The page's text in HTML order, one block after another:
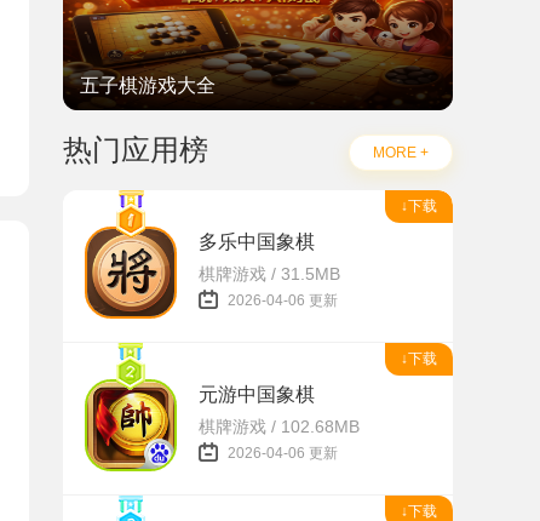
五子棋游戏大全
热门应用榜 MORE +
↓下载
多乐中国象棋
棋牌游戏 / 31.5MB
2026-04-06 更新
↓下载
元游中国象棋
棋牌游戏 / 102.68MB
2026-04-06 更新
↓下载